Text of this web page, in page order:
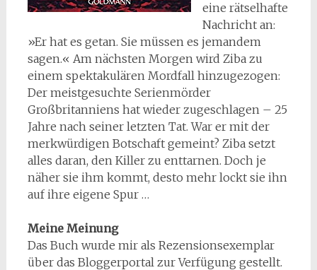
eine rätselhafte
Nachricht an:
»Er hat es getan. Sie müssen es jemandem
sagen.« Am nächsten Morgen wird Ziba zu
einem spektakulären Mordfall hinzugezogen:
Der meistgesuchte Serienmörder
Großbritanniens hat wieder zugeschlagen – 25
Jahre nach seiner letzten Tat. War er mit der
merkwürdigen Botschaft gemeint? Ziba setzt
alles daran, den Killer zu enttarnen. Doch je
näher sie ihm kommt, desto mehr lockt sie ihn
auf ihre eigene Spur …
Meine Meinung
Das Buch wurde mir als Rezensionsexemplar
über das Bloggerportal zur Verfügung gestellt.